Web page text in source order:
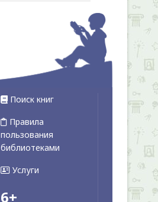
Поиск книг
Правила
пользования
библиотеками
Услуги
6+